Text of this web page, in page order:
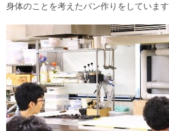
身体のことを考えたパン作りをしています